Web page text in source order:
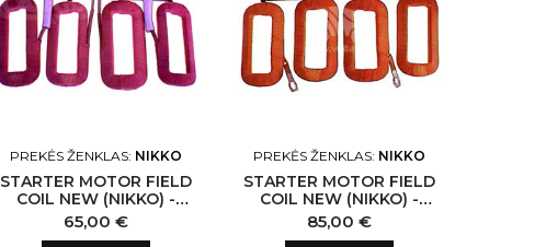
PREKĖS ŽENKLAS: NIKKO
STARTER MOTOR FIELD
COIL NEW (NIKKO) -
NLP18 N135669 NIKKO-
CN
Kaina
65,00 €
PREKĖS ŽENKLAS: NIKKO
STARTER MOTOR FIELD
COIL NEW (NIKKO) -
NLP18 N132532 NIKKO-
CN
Kaina
85,00 €